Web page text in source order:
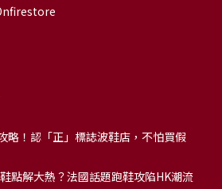
略！認「正」標誌波鞋店，不怕買假
點解大熱？法國話題跑鞋攻陷HK潮流